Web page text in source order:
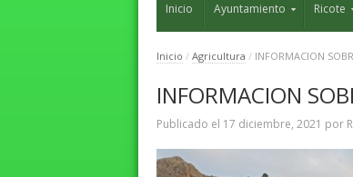
Inicio Ayuntamiento Ricote
Inicio / Agricultura / INFORMACION
INFORMACION
Publicado el 17 diciembre, 2021 por